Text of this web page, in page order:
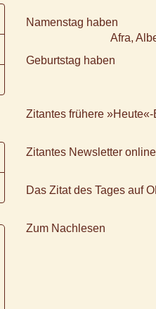
Namenstag haben
Afra,
Geburtstag haben
Zitantes frühere
Zitantes Newsletter online
Das Zitat des Tages auf
Zum Nachlesen